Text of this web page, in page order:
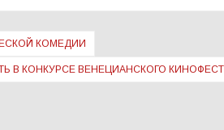
КОМЕДИИ
В КОНКУРСЕ ВЕНЕЦИАНСКОГО